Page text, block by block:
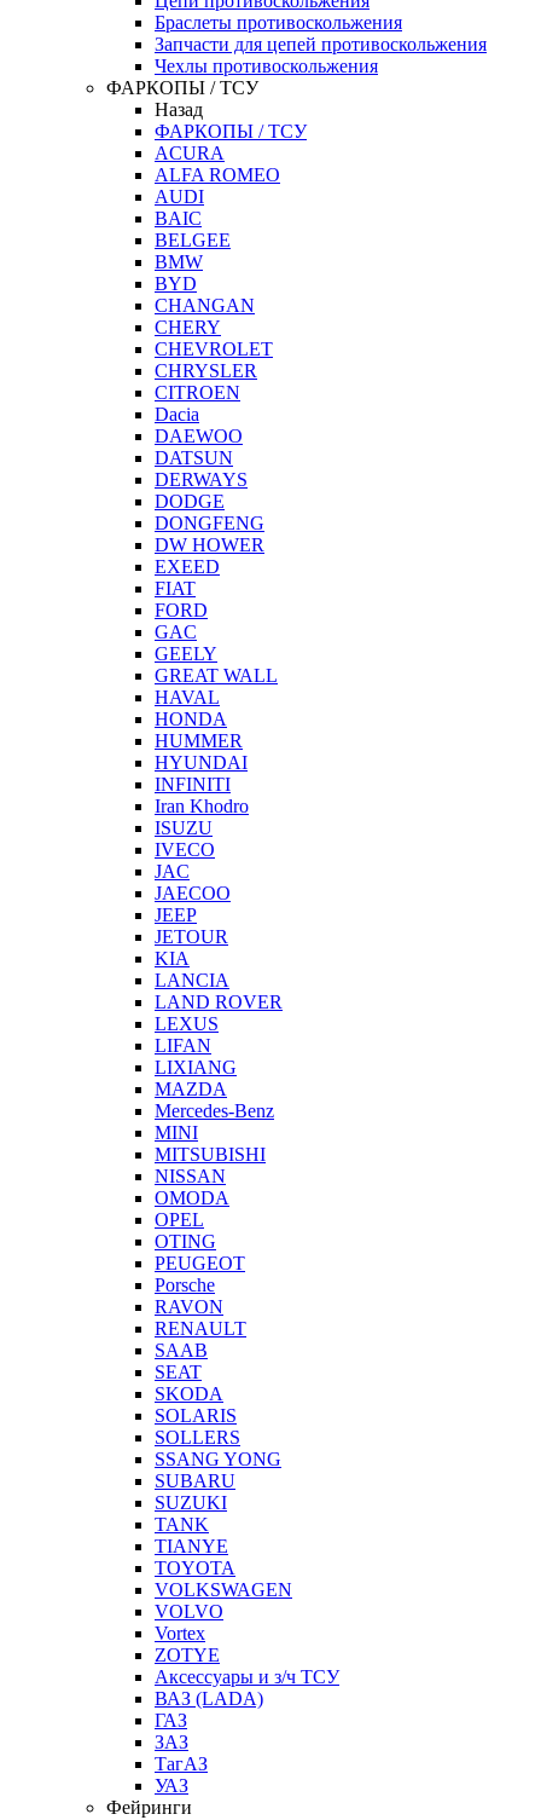
Браслеты противоскольжения
Запчасти для цепей противоскольжения
Чехлы противоскольжения
ФАРКОПЫ / ТСУ
Назад
ФАРКОПЫ / ТСУ
ACURA
ALFA ROMEO
AUDI
BAIC
BELGEE
BMW
BYD
CHANGAN
CHERY
CHEVROLET
CHRYSLER
CITROEN
Dacia
DAEWOO
DATSUN
DERWAYS
DODGE
DONGFENG
DW HOWER
EXEED
FIAT
FORD
GAC
GEELY
GREAT WALL
HAVAL
HONDA
HUMMER
HYUNDAI
INFINITI
Iran Khodro
ISUZU
IVECO
JAC
JAECOO
JEEP
JETOUR
KIA
LANCIA
LAND ROVER
LEXUS
LIFAN
LIXIANG
MAZDA
Mercedes-Benz
MINI
MITSUBISHI
NISSAN
OMODA
OPEL
OTING
PEUGEOT
Porsche
RAVON
RENAULT
SAAB
SEAT
SKODA
SOLARIS
SOLLERS
SSANG YONG
SUBARU
SUZUKI
TANK
TIANYE
TOYOTA
VOLKSWAGEN
VOLVO
Vortex
ZOTYE
Аксессуары и з/ч ТСУ
ВАЗ (LADA)
ГАЗ
ЗАЗ
ТагАЗ
УАЗ
Фейринги